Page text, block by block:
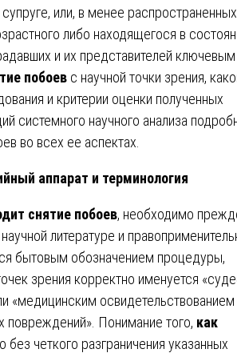
или, в менее распространенных
либо находящегося в
и их представителей ключевым
побоев с научной точки зрения,
и критерии оценки полученных
системного научного анализа
во всех ее аспектах.
аппарат и терминология
снятие побоев, необходимо
литературе и
бытовым обозначением процедуры,
зрения корректно именуется
«медицинским
повреждений». Понимание того, как
без четкого разграничения указанных